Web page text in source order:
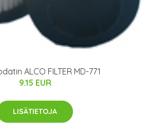
ALCO FILTER MD-771
9.15 EUR
LISÄTIETOJA